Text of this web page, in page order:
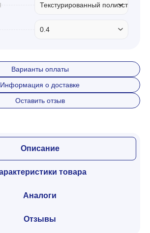
Текстурированный полиэстер
0.4
Варианты оплаты
Информация о доставке
Оставить отзыв
Описание
товара
Аналоги
Отзывы